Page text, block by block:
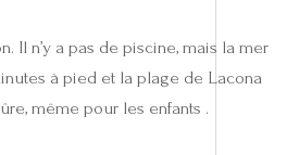
Il n’y a pas de piscine, mais la mer
à pied et la plage de Lacona
même pour les enfants .